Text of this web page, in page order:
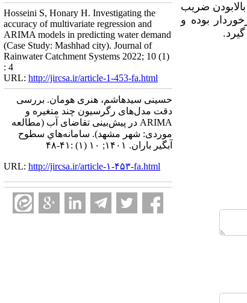
ضریب
بوده و
Hosseini S, Honary H. Investigating the
accuracy of multivariate regression and
ARIMA models in predicting water demand
(Case Study: Mashhad city). Journal of
Rainwater Catchment Systems 2022; 10 (1)
: 4
URL: http://jircsa.ir/article-1-453-fa.html
حسینی سیدهاشم، هنری هومان. بررسی
دقت مدل‌های رگرسیون چند متغیره و
ARIMA در پیش‌بینی تقاضای آب (مطالعه
موردی: شهر مشهد). سامانه‌هاي سطوح
آبگير باران. ۱۴۰۱; ۱۰ (۱) :۴۱-۴۸
URL: http://jircsa.ir/article-۱-۴۵۳-fa.html